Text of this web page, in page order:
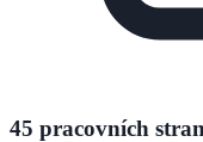
45 pracovních stran